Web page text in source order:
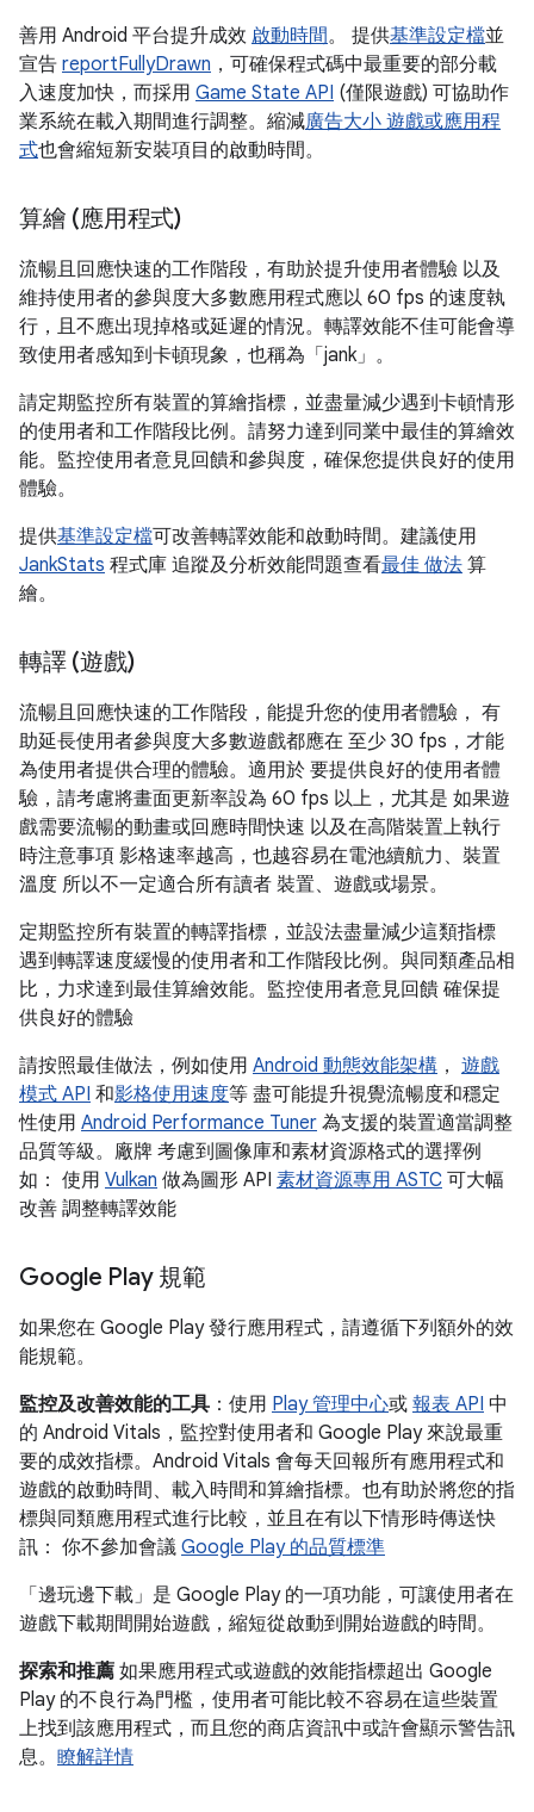
善用 Android 平台提升成效 啟動時間。 提供基準設定檔並
宣告 reportFullyDrawn ，可確保程式碼中最重要的部分載
入速度加快，而採用 Game State API (僅限遊戲) 可協助作
業系統在載入期間進行調整。縮減廣告大小 遊戲或應用程
式也會縮短新安裝項目的啟動時間。
算繪 (應用程式)
流暢且回應快速的工作階段，有助於提升使用者體驗 以及
維持使用者的參與度大多數應用程式應以 60 fps 的速度執
行，且不應出現掉格或延遲的情況。轉譯效能不佳可能會導
致使用者感知到卡頓現象，也稱為「jank」 。
請定期監控所有裝置的算繪指標，並盡量減少遇到卡頓情形
的使用者和工作階段比例。請努力達到同業中最佳的算繪效
能。監控使用者意見回饋和參與度，確保您提供良好的使用
體驗。
提供基準設定檔可改善轉譯效能和啟動時間。建議使用
JankStats 程式庫 追蹤及分析效能問題查看最佳 做法 算
繪。
轉譯 (遊戲)
流暢且回應快速的工作階段，能提升您的使用者體驗， 有
助延長使用者參與度大多數遊戲都應在 至少 30 fps，才能
為使用者提供合理的體驗。適用於 要提供良好的使用者體
驗，請考慮將畫面更新率設為 60 fps 以上，尤其是 如果遊
戲需要流暢的動畫或回應時間快速 以及在高階裝置上執行
時注意事項 影格速率越高，也越容易在電池續航力、裝置
溫度 所以不一定適合所有讀者 裝置、遊戲或場景。
定期監控所有裝置的轉譯指標，並設法盡量減少這類指標
遇到轉譯速度緩慢的使用者和工作階段比例。與同類產品相
比，力求達到最佳算繪效能。監控使用者意見回饋 確保提
供良好的體驗
請按照最佳做法，例如使用 Android 動態效能架構 ， 遊戲
模式 API 和影格使用速度等 盡可能提升視覺流暢度和穩定
性使用 Android Performance Tuner 為支援的裝置適當調整
品質等級。廠牌 考慮到圖像庫和素材資源格式的選擇例
如： 使用 Vulkan 做為圖形 API 素材資源專用 ASTC 可大幅
改善 調整轉譯效能
Google Play 規範
如果您在 Google Play 發行應用程式，請遵循下列額外的效
能規範。
監控及改善效能的工具 ：使用 Play 管理中心或 報表 API 中
的 Android Vitals，監控對使用者和 Google Play 來說最重
要的成效指標。Android Vitals 會每天回報所有應用程式和
遊戲的啟動時間、載入時間和算繪指標。也有助於將您的指
標與同類應用程式進行比較，並且在有以下情形時傳送快
訊： 你不參加會議 Google Play 的品質標準
「邊玩邊下載」 是 Google Play 的一項功能，可讓使用者在
遊戲下載期間開始遊戲，縮短從啟動到開始遊戲的時間。
探索和推薦 如果應用程式或遊戲的效能指標超出 Google
Play 的不良行為門檻，使用者可能比較不容易在這些裝置
上找到該應用程式，而且您的商店資訊中或許會顯示警告訊
息。 瞭解詳情